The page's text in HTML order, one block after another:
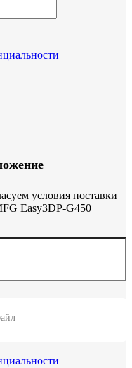
условия поставки
Easy3DP-G450